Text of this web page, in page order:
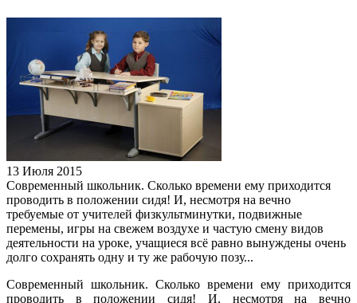
13 Июля 2015
Современный школьник. Сколько времени ему приходится
проводить в положении сидя! И, несмотря на вечно
требуемые от учителей физкультминутки, подвижные
перемены, игры на свежем воздухе и частую смену видов
деятельности на уроке, учащиеся всё равно вынуждены очень
долго сохранять одну и ту же рабочую позу...
Современный школьник. Сколько времени ему приходится
проводить в положении сидя! И, несмотря на вечно